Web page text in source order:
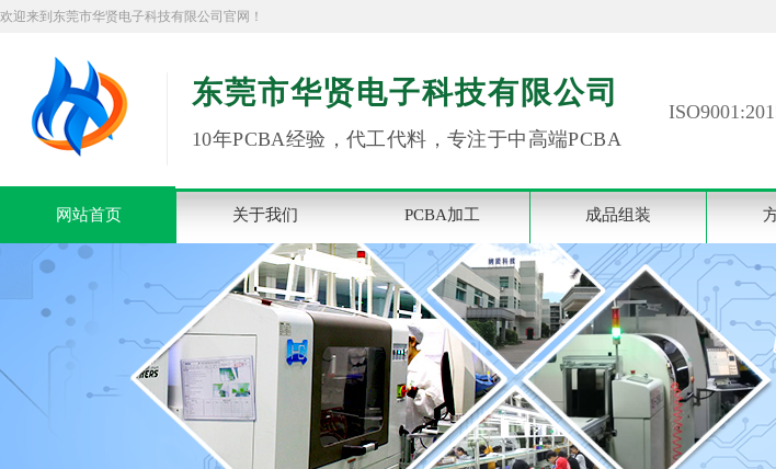
欢迎来到东莞市华贤电子科技有限公司官网！
东莞市华贤电子科技有限公司
10年PCBA经验，代工代料，专注于中高端PCBA
网站首页 关于我们 PCBA加工 成品组装